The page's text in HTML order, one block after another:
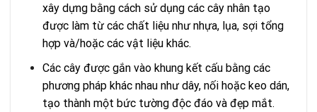
xây dựng bằng cách sử dụng các cây nhân tạo
được làm từ các chất liệu như nhựa, lụa, sợi tổng
hợp và/hoặc các vật liệu khác.
Các cây được gắn vào khung kết cấu bằng các
phương pháp khác nhau như dây, nối hoặc keo dán,
tạo thành một bức tường độc đáo và đẹp mắt.